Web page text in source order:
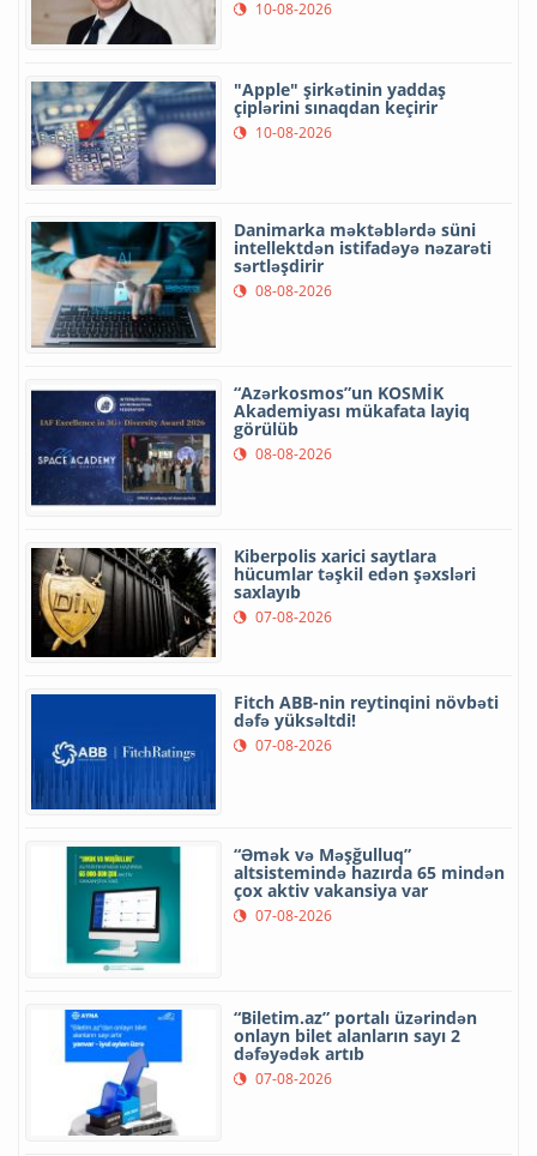
10-08-2026
"Apple" şirkətinin yaddaş
çiplərini sınaqdan keçirir
10-08-2026
Danimarka məktəblərdə süni
intellektdən istifadəyə nəzarəti
sərtləşdirir
08-08-2026
“Azərkosmos”un KOSMİK
Akademiyası mükafata layiq
görülüb
08-08-2026
Kiberpolis xarici saytlara
hücumlar təşkil edən şəxsləri
saxlayıb
07-08-2026
Fitch ABB-nin reytinqini növbəti
dəfə yüksəltdi!
07-08-2026
“Əmək və Məşğulluq”
altsistemində hazırda 65 mindən
çox aktiv vakansiya var
07-08-2026
“Biletim.az” portalı üzərindən
onlayn bilet alanların sayı 2
dəfəyədək artıb
07-08-2026